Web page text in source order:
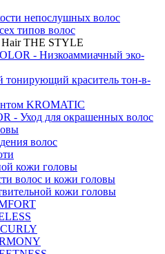
непослушных волос
типов волос
Hair THE STYLE
- Низкоаммиачный эко-
краситель тон-в-
KROMATIC
- Уход для окрашенных волос
волос
кожи головы
волос и кожи головы
кожи головы